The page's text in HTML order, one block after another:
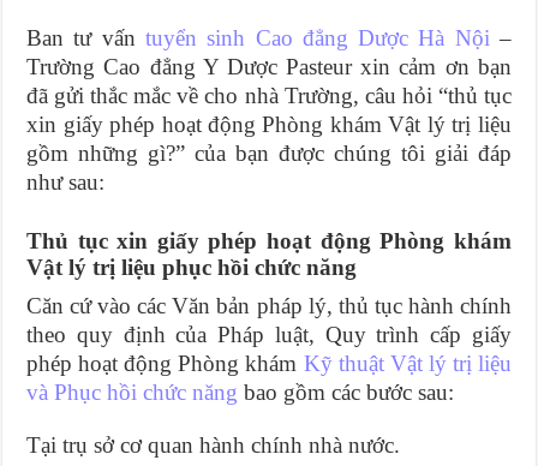
Ban tư vấn tuyển sinh Cao đẳng Dược Hà Nội–
Trường Cao đẳng Y Dược Pasteur xin cảm ơn bạn
đã gửi thắc mắc về cho nhà Trường, câu hỏi “thủ tục
xin giấy phép hoạt động Phòng khám Vật lý trị liệu
gồm những gì?” của bạn được chúng tôi giải đáp
như sau:
Thủ tục xin giấy phép hoạt động Phòng khám
Vật lý trị liệu phục hồi chức năng
Căn cứ vào các Văn bản pháp lý, thủ tục hành chính
theo quy định của Pháp luật, Quy trình cấp giấy
phép hoạt động Phòng khám Kỹ thuật Vật lý trị liệu
và Phục hồi chức năng bao gồm các bước sau:
Tại trụ sở cơ quan hành chính nhà nước.